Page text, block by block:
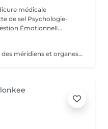
médicale
de sel Psychologie-
Émotionnell...
Massage ostéopathie énergétique des méridiens et organes. Blocage de l'auto-guérison et du mieux-être. Prise en charge phytotherapeutique associé.